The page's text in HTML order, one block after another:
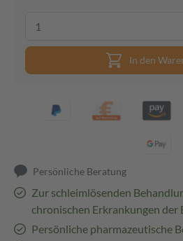
In den
Persönliche Beratung
Zur schleimlösenden
chronischen Erkrankungen der
Persönliche pharmazeutische